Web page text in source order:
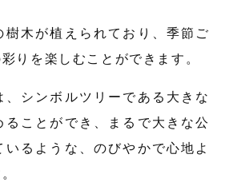
樹木が植えられており、季節ご
りを楽しむことができます。
、シンボルツリーである大きな
ることができ、まるで大きな公
いるような、のびやかで心地よ